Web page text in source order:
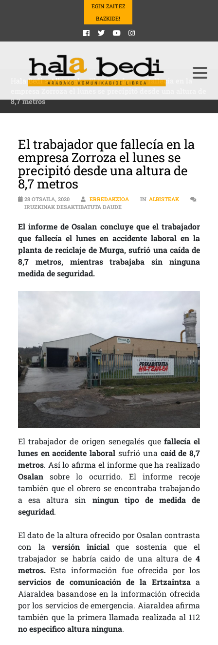
EGIN ZAITEZ
BAZKIDE!
Hala Bedi>Albisteak>El trabajador que fallecía en la
8,7 metros
El trabajador que fallecía en la
empresa Zorroza el lunes se
precipitó desde una altura de
8,7 metros
28 OTSAILA, 2020 ERREDAKZIOA IN ALBISTEAK
IRUZKINAK DESAKTIBATUTA DAUDEEL TRABAJADOR QUE FALLECÍA EN
El informe de Osalan concluye que el trabajador
que fallecía el lunes en accidente laboral en la
planta de reciclaje de Murga, sufrió una caída de
8,7 metros, mientras trabajaba sin ninguna
medida de seguridad.
El trabajador de origen senegalés quefallecía el
lunes en accidente laboral sufrió una caíd de 8,7
metros. Así lo afirma el informe que ha realizado
Osalansobre lo ocurrido. El informe recoje
también que el obrero se encontraba trabajando
a esa altura sin ningun tipo de medida de
seguridad.
El dato de la altura ofrecido por Osalan contrasta
con la versión inicialque sostenia que el
trabajador se habría caido de una altura de4
metros.Esta información fue ofrecida por los
servicios de comunicación de la Ertzaintzaa
Aiaraldea basandose en la información ofrecida
por los servicios de emergencia. Aiaraldea afirma
también que la primera llamada realizada al 112
no especifico altura ninguna.